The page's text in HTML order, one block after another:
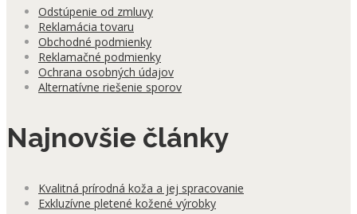
Odstúpenie od zmluvy
Reklamácia tovaru
Obchodné podmienky
Reklamačné podmienky
Ochrana osobných údajov
Alternatívne riešenie sporov
Najnovšie články
Kvalitná prírodná koža a jej spracovanie
Exkluzívne pletené kožené výrobky